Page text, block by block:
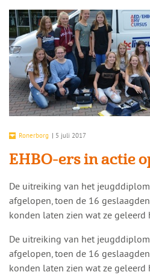
Ronerborg | 5 juli 2017
EHBO-ers in actie
​​De uitreiking van het
afgelopen, toen de 16
konden laten zien wat ze geleerd
De uitreiking van het
afgelopen, toen de 16
konden laten zien wat ze geleerd